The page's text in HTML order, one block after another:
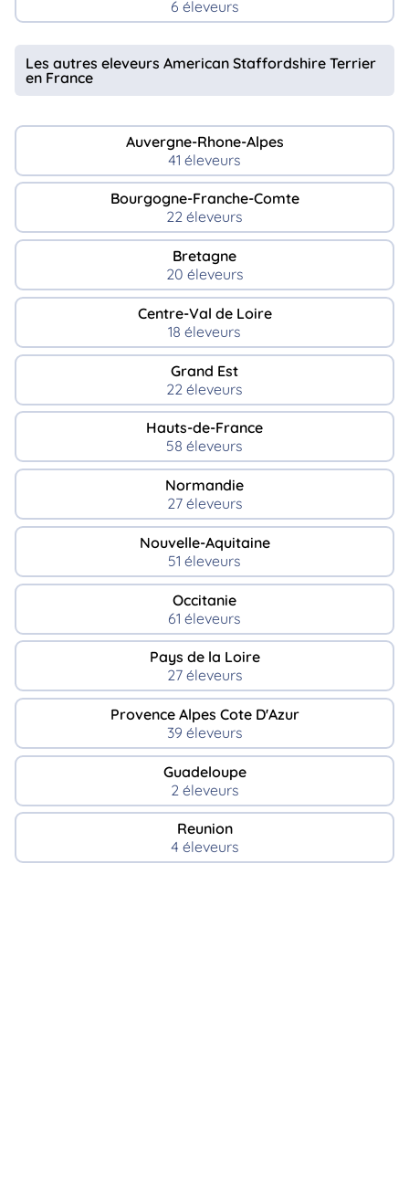
6 éleveurs
Les autres eleveurs American Staffordshire Terrier
en France
Auvergne-Rhone-Alpes
41 éleveurs
Bourgogne-Franche-Comte
22 éleveurs
Bretagne
20 éleveurs
Centre-Val de Loire
18 éleveurs
Grand Est
22 éleveurs
Hauts-de-France
58 éleveurs
Normandie
27 éleveurs
Nouvelle-Aquitaine
51 éleveurs
Occitanie
61 éleveurs
Pays de la Loire
27 éleveurs
Provence Alpes Cote D'Azur
39 éleveurs
Guadeloupe
2 éleveurs
Reunion
4 éleveurs